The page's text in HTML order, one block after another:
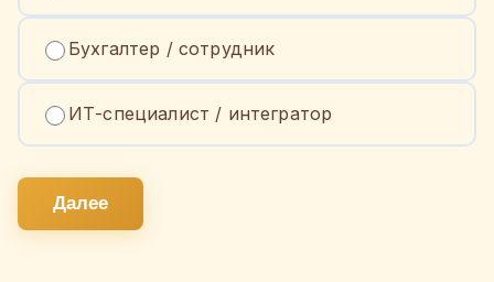
Бухгалтер / сотрудник
ИТ-специалист / интегратор
Далее